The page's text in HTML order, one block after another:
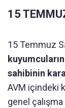
15
15 Temmuz
sahibinin
AVM içindeki
genel